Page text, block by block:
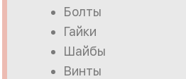
Болты
Гайки
Шайбы
Винты